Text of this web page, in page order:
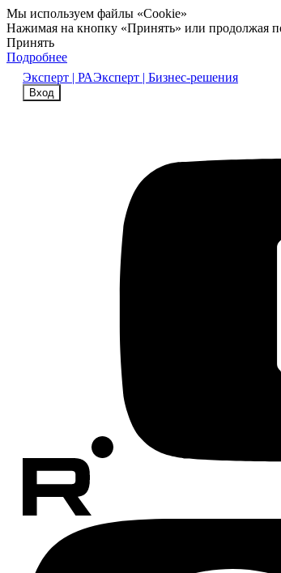
Мы используем файлы «Cookie»
Нажимая на кнопку «Принять» или продолжая
Принять
Подробнее
Эксперт | РАЭксперт | Бизнес-решения
Вход